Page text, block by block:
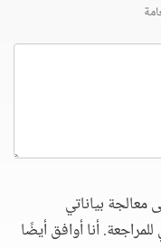
معالجة بياناتي
أنا أوافق أيضًا